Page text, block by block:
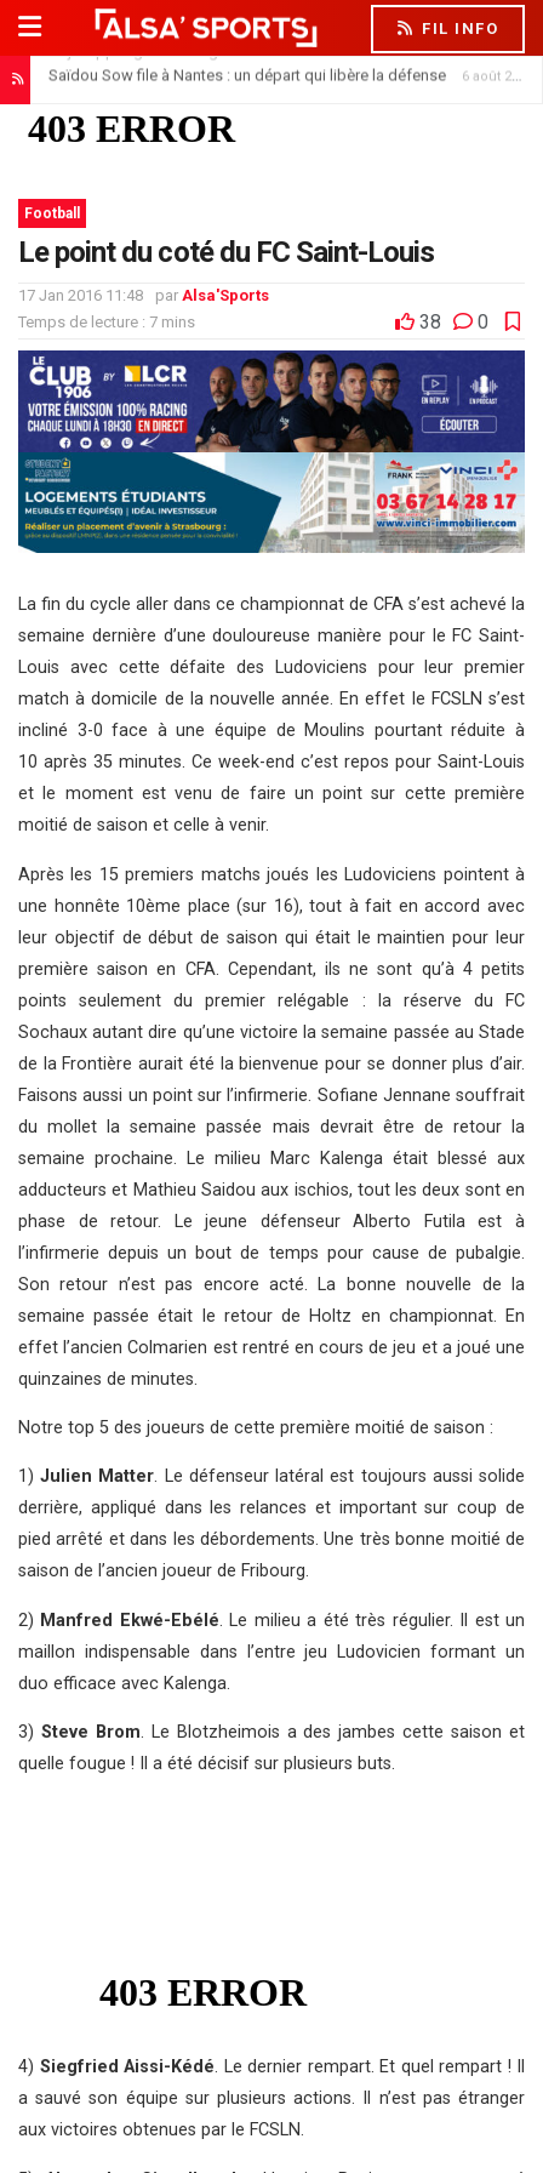
FIL INFO
Saïdou Sow file à Nantes : un départ qui libère la défense 6 août 2026
Football
Le point du coté du FC Saint-Louis
17 Jan 2016 11:48 par Alsa'Sports
Temps de lecture : 7 mins
38 0
La fin du cycle aller dans ce championnat de CFA s’est achevé la
semaine dernière d’une douloureuse manière pour le FC Saint-
Louis avec cette défaite des Ludoviciens pour leur premier
match à domicile de la nouvelle année. En effet le FCSLN s’est
incliné 3-0 face à une équipe de Moulins pourtant réduite à
10 après 35 minutes. Ce week-end c’est repos pour Saint-Louis
et le moment est venu de faire un point sur cette première
moitié de saison et celle à venir.
Après les 15 premiers matchs joués les Ludoviciens pointent à
une honnête 10ème place (sur 16), tout à fait en accord avec
leur objectif de début de saison qui était le maintien pour leur
première saison en CFA. Cependant, ils ne sont qu’à 4 petits
points seulement du premier relégable : la réserve du FC
Sochaux autant dire qu’une victoire la semaine passée au Stade
de la Frontière aurait été la bienvenue pour se donner plus d’air.
Faisons aussi un point sur l’infirmerie. Sofiane Jennane souffrait
du mollet la semaine passée mais devrait être de retour la
semaine prochaine. Le milieu Marc Kalenga était blessé aux
adducteurs et Mathieu Saidou aux ischios, tout les deux sont en
phase de retour. Le jeune défenseur Alberto Futila est à
l’infirmerie depuis un bout de temps pour cause de pubalgie.
Son retour n’est pas encore acté. La bonne nouvelle de la
semaine passée était le retour de Holtz en championnat. En
effet l’ancien Colmarien est rentré en cours de jeu et a joué une
quinzaines de minutes.
Notre top 5 des joueurs de cette première moitié de saison :
1)Julien Matter. Le défenseur latéral est toujours aussi solide
derrière, appliqué dans les relances et important sur coup de
pied arrêté et dans les débordements. Une très bonne moitié de
saison de l’ancien joueur de Fribourg.
2) Manfred Ekwé-Ebélé. Le milieu a été très régulier. Il est un
maillon indispensable dans l’entre jeu Ludovicien formant un
duo efficace avec Kalenga.
3) Steve Brom. Le Blotzheimois a des jambes cette saison et
quelle fougue ! Il a été décisif sur plusieurs buts.
4) Siegfried Aissi-Kédé. Le dernier rempart. Et quel rempart ! Il
a sauvé son équipe sur plusieurs actions. Il n’est pas étranger
aux victoires obtenues par le FCSLN.